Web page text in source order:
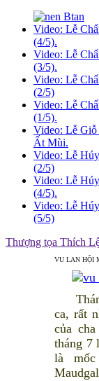
Video: Lễ
(4/5).
Video: Lễ
(3/5).
Video: Lễ
(2/5)
Video: Lễ
(1/5).
Video: Lễ Giỗ
Ất Mùi.
Video: Lễ
(2/5)
Video: Lễ
(4/5).
Video: Lễ
(5/5)
Thượng tọa Thích
VU LAN HỘI
ca, rất
của
tháng 7
là